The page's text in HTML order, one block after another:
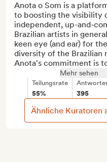
Anota o Som is a
to boosting the visibility
independent, up-and-
Brazilian artists in
keen eye (and ear) for
diversity of the Brazilian
Anota's commitment is
Mehr sehen
Teilungsrate
55% 395
Ähnliche Kuratoren